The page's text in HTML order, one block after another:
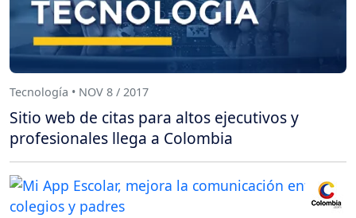
Tecnología • NOV 8 / 2017
Sitio web de citas para altos ejecutivos y
profesionales llega a Colombia